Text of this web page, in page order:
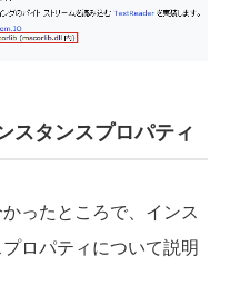
スタンスプロパティ
ったところで、インス
ロパティについて説明